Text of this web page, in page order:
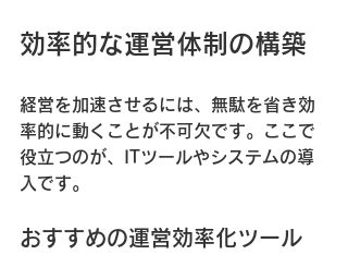
効率的な運営体制の構築
経営を加速させるには、無駄を省き効
率的に動くことが不可欠です。ここで
役立つのが、ITツールやシステムの導
入です。
おすすめの運営効率化ツール